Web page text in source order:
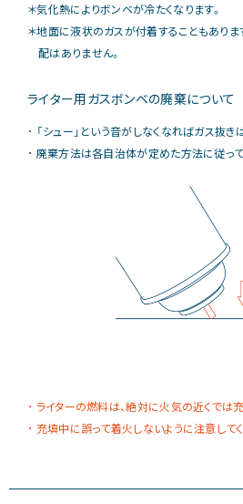
＊気化熱によりボンベが冷たくなります。
＊地面に液状のガスが付着することもあり
配はありません。
ライター用ガスボンベの廃棄について
「シュー」という音がしなくなればガス抜き
廃棄方法は各自治体が定めた方法に従って
ライターの燃料は、絶対に火気の近くでは
充填中に誤って着火しないように注意して